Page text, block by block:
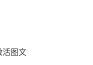
活图文